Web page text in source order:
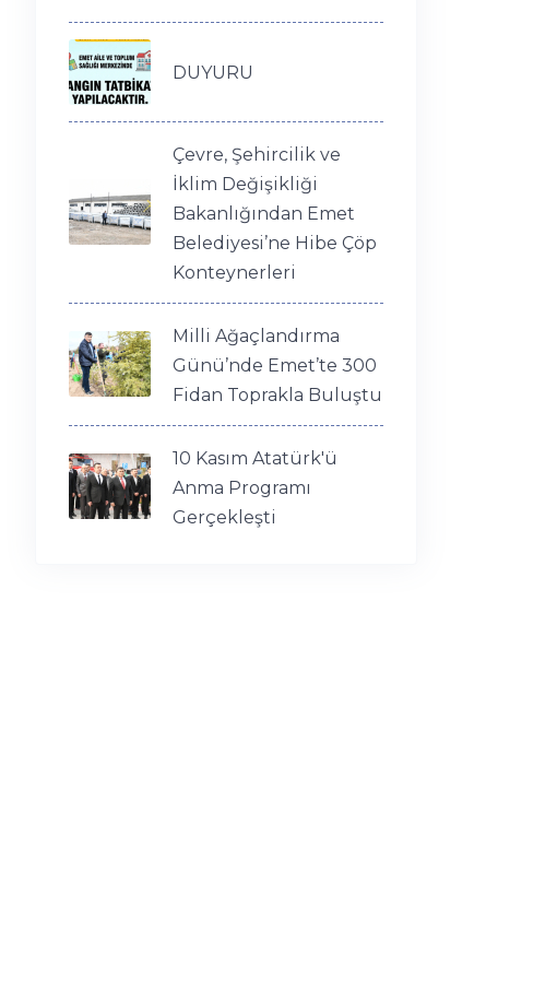
DUYURU
Çevre, Şehircilik ve
İklim Değişikliği
Bakanlığından Emet
Belediyesi’ne Hibe Çöp
Konteynerleri
Milli Ağaçlandırma
Günü’nde Emet’te 300
Fidan Toprakla Buluştu
10 Kasım Atatürk'ü
Anma Programı
Gerçekleşti